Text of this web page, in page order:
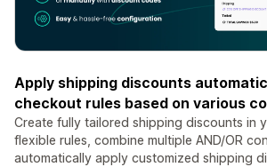
Apply shipping discounts
checkout rules based on various
Create fully tailored shipping discounts in
flexible rules, combine multiple AND/OR
automatically apply customized shipping